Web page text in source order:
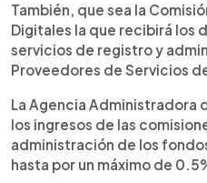
También, que sea la
Digitales la que recibirá los
servicios de registro y
Proveedores de Servicios
La Agencia Administradora
los ingresos de las
administración de los
hasta por un máximo de